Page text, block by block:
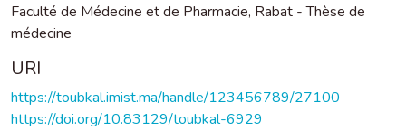
Faculté de Médecine et de Pharmacie, Rabat - Thèse de
médecine
URI
https://toubkal.imist.ma/handle/123456789/27100
https://doi.org/10.83129/toubkal-6929